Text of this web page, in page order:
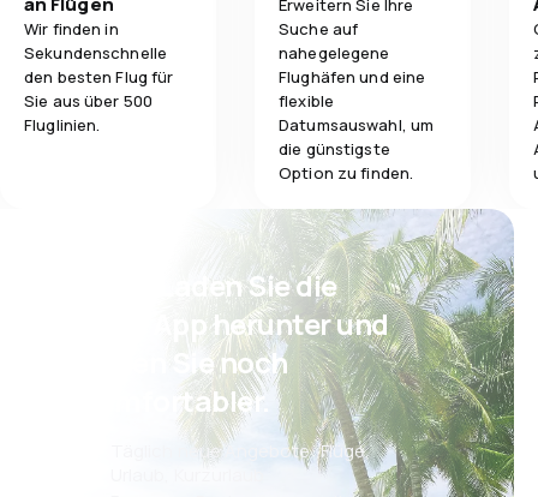
Mails verschicken. In Boeing 777-300ER kann man
WiFi zu nutzen, wenn das Flugzeug eine bestimmte
Höhe erreicht hat.
Wir finden in
Sekundenschnelle
den besten Flug für
Sie aus über 500
Fluglinien.
Erweitern Sie Ihre
Suche auf
nahegelegene
Flughäfen und eine
flexible
Datumsauswahl, um
die günstigste
Option zu finden.
Psst! Laden Sie die
eSky App herunter und
reisen Sie noch
komfortabler.
Täglich neue Angebote: Flüge,